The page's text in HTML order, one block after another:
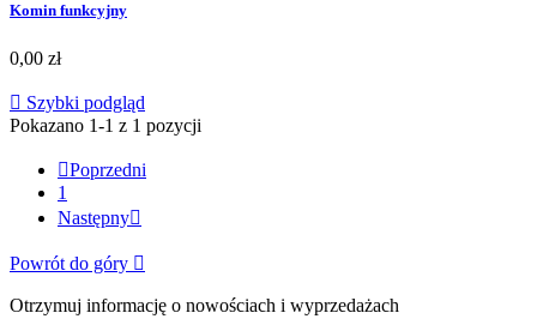
Komin funkcyjny
0,00 zł
 Szybki podgląd
Pokazano 1-1 z 1 pozycji
Poprzedni
1
Następny
Powrót do góry 
Otrzymuj informację o nowościach i wyprzedażach